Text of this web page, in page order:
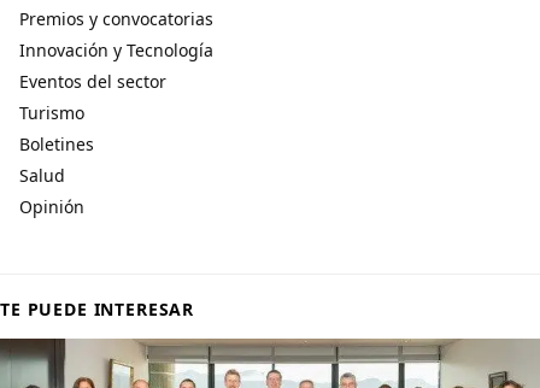
Premios y convocatorias
Innovación y Tecnología
Eventos del sector
Turismo
Boletines
Salud
Opinión
TE PUEDE INTERESAR